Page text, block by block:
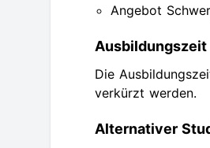
Angebot
Ausbildungszeit
Die
verkürzt werden.
Alternativer